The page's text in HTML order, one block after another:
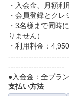
・入会金、月額
・会員登録とク
・3名様まで同時
りません）
・利用料金：
----------------------
●入会金：全プラ
支払い方法